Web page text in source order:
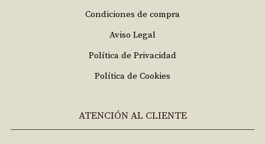
Condiciones de compra
Aviso Legal
Política de Privacidad
Política de Cookies
ATENCIÓN AL CLIENTE